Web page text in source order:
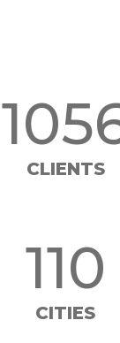
CLIENTS
137
CITIES